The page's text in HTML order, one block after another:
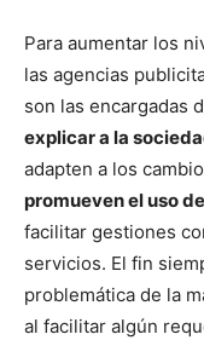
Para aumentar los
las agencias
son las encargadas
explicar a la
adapten a los
promueven el uso
facilitar gestiones
servicios. El fin
problemática de la
al facilitar algún